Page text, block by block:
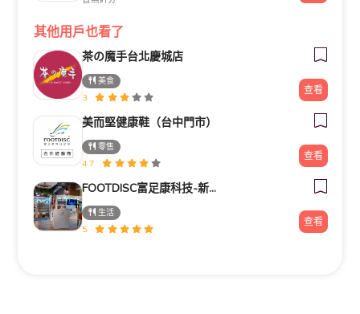
其他用戶也看了
茶の魔手台北慶城店
美食
3
查看
美而堅健康鞋（台中門市）
零售
4.7
查看
FOOTDISC富足康科技-新光三越-西門店
生活
5
查看